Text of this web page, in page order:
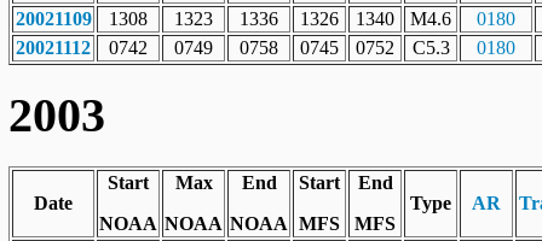
20021109
1308 1323 1336 1326 1340 M4.6
0180
20021112
0742 0749 0758 0745 0752 C5.3 0180
2003
Date
Start
NOAA
Max
NOAA
End
NOAA
Start
MFS
End
MFS
Type AR